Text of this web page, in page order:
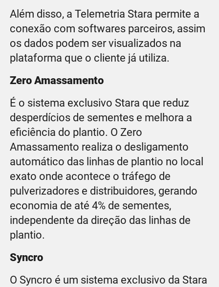
Além disso, a Telemetria Stara permite a
conexão com softwares parceiros, assim
os dados podem ser visualizados na
plataforma que o cliente já utiliza.
Zero Amassamento
É o sistema exclusivo Stara que reduz
desperdícios de sementes e melhora a
eficiência do plantio. O Zero
Amassamento realiza o desligamento
automático das linhas de plantio no local
exato onde acontece o tráfego de
pulverizadores e distribuidores, gerando
economia de até 4% de sementes,
independente da direção das linhas de
plantio.
Syncro
O Syncro é um sistema exclusivo da Stara